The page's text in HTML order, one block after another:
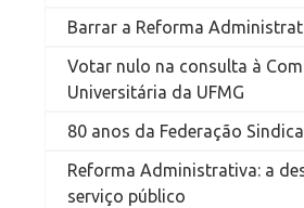
Barrar a Reforma
Votar nulo na consulta à
Universitária da UFMG
80 anos da Federação
Reforma Administrativa: a
serviço público